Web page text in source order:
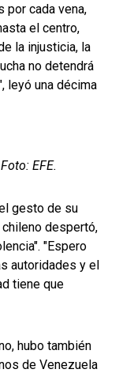
por cada vena,
el centro,
la injusticia, la
no detendrá
leyó una décima
EFE.
gesto de su
despertó,
"Espero
autoridades y el
tiene que
hubo también
de Venezuela